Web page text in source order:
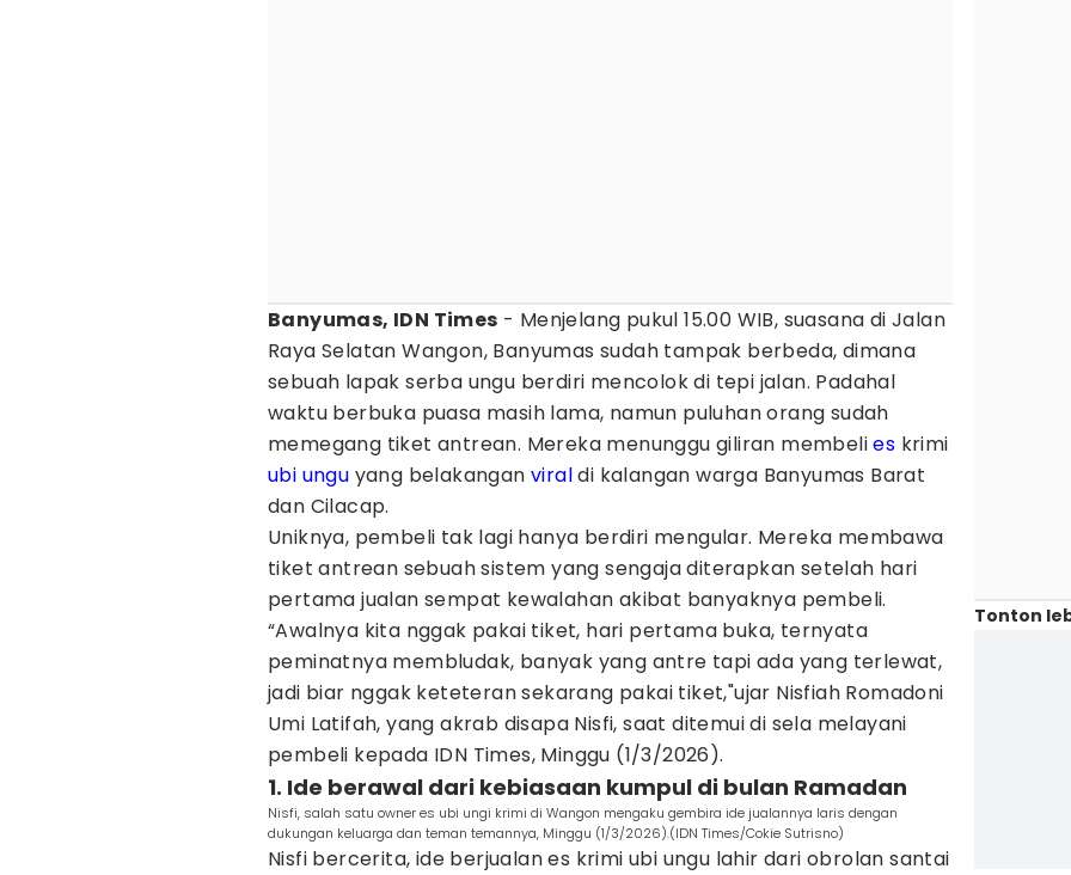
Banyumas, IDN Times - Menjelang pukul 15.00 WIB, suasana di Jalan
Raya Selatan Wangon, Banyumas sudah tampak berbeda, dimana
sebuah lapak serba ungu berdiri mencolok di tepi jalan. Padahal
waktu berbuka puasa masih lama, namun puluhan orang sudah
memegang tiket antrean. Mereka menunggu giliran membelies krimi
ubi ungu yang belakanganviraldi kalangan warga Banyumas Barat
dan Cilacap.
Uniknya, pembeli tak lagi hanya berdiri mengular. Mereka membawa
tiket antrean sebuah sistem yang sengaja diterapkan setelah hari
pertama jualan sempat kewalahan akibat banyaknya pembeli.
“Awalnya kita nggak pakai tiket, hari pertama buka, ternyata
peminatnya membludak, banyak yang antre tapi ada yang terlewat,
jadi biar nggak keteteran sekarang pakai tiket,"ujar Nisfiah Romadoni
Umi Latifah, yang akrab disapa Nisfi, saat ditemui di sela melayani
pembeli kepada IDN Times, Minggu (1/3/2026).
1. Ide berawal dari kebiasaan kumpul di bulan Ramadan
Nisfi, salah satu owner es ubi ungi krimi di Wangon mengaku gembira ide jualannya laris dengan
dukungan keluarga dan teman temannya, Minggu (1/3/2026).(IDN Times/Cokie Sutrisno)
Nisfi bercerita, ide berjualan es krimi ubi ungu lahir dari obrolan santai
Tonton